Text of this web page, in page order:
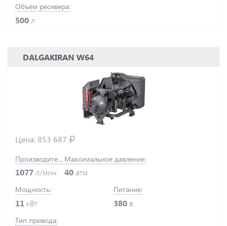
Объём ресивера:
500 л
DALGAKIRAN W64
Цена: 853 687
Производительность:
1077 л/мин
Максимальное давление:
40 атм
Мощность:
11 кВт
Питание:
380 в
Тип привода: